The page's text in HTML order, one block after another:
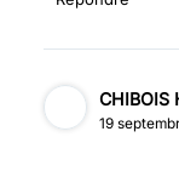
CHIBOIS
19